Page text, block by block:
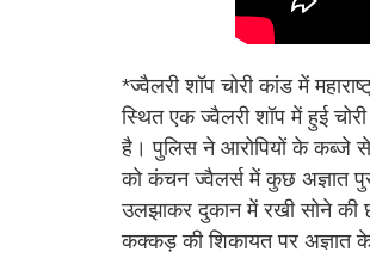
*ज्वैलरी शॉप चोरी कांड में
स्थित एक ज्वैलरी शॉप में हुई
है। पुलिस ने आरोपियों के कब्जे से
को कंचन ज्वैलर्स में कुछ अज्ञात
उलझाकर दुकान में रखी सोने की
कक्कड़ की शिकायत पर अज्ञात के